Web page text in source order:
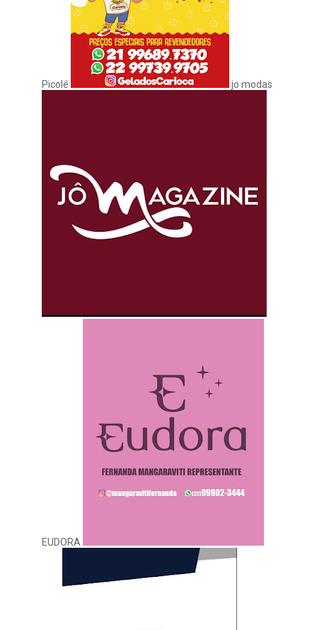
Picolé jo modas
EUDORA